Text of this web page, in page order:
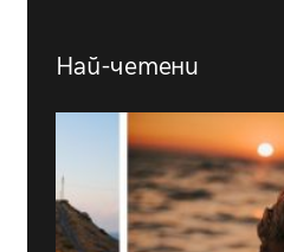
Най-четени